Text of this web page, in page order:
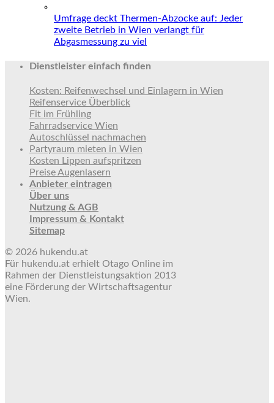
Umfrage deckt Thermen-Abzocke auf: Jeder
zweite Betrieb in Wien verlangt für
Abgasmessung zu viel
Dienstleister einfach finden
Kosten: Reifenwechsel und Einlagern in Wien
Reifenservice Überblick
Fit im Frühling
Fahrradservice Wien
Autoschlüssel nachmachen
Partyraum mieten in Wien
Kosten Lippen aufspritzen
Preise Augenlasern
Anbieter eintragen
Über uns
Nutzung & AGB
Impressum & Kontakt
Sitemap
© 2026 hukendu.at
Für hukendu.at erhielt Otago Online im
Rahmen der Dienstleistungsaktion 2013
eine Förderung der Wirtschaftsagentur
Wien.